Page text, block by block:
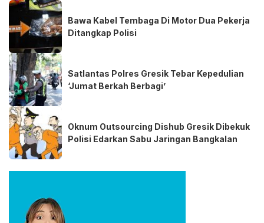
Bawa Kabel Tembaga Di Motor Dua Pekerja
Ditangkap Polisi
Satlantas Polres Gresik Tebar Kepedulian
‘Jumat Berkah Berbagi’
Oknum Outsourcing Dishub Gresik Dibekuk
Polisi Edarkan Sabu Jaringan Bangkalan